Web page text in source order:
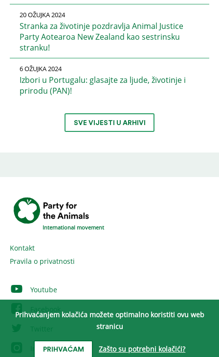
20 OŽUJKA 2024
Stranka za životinje pozdravlja Animal Justice
Party Aotearoa New Zealand kao sestrinsku
stranku!
6 OŽUJKA 2024
Izbori u Portugalu: glasajte za ljude, životinje i
prirodu (PAN)!
SVE VIJESTI U ARHIVI
International movement
Kontakt
Pravila o privatnosti
Youtube
Facebook
Twitter
Instagram
Prihvaćanjem kolačića možete optimalno koristiti ovu web
stranicu
PRIHVAĆAM Zašto su potrebni kolačići?